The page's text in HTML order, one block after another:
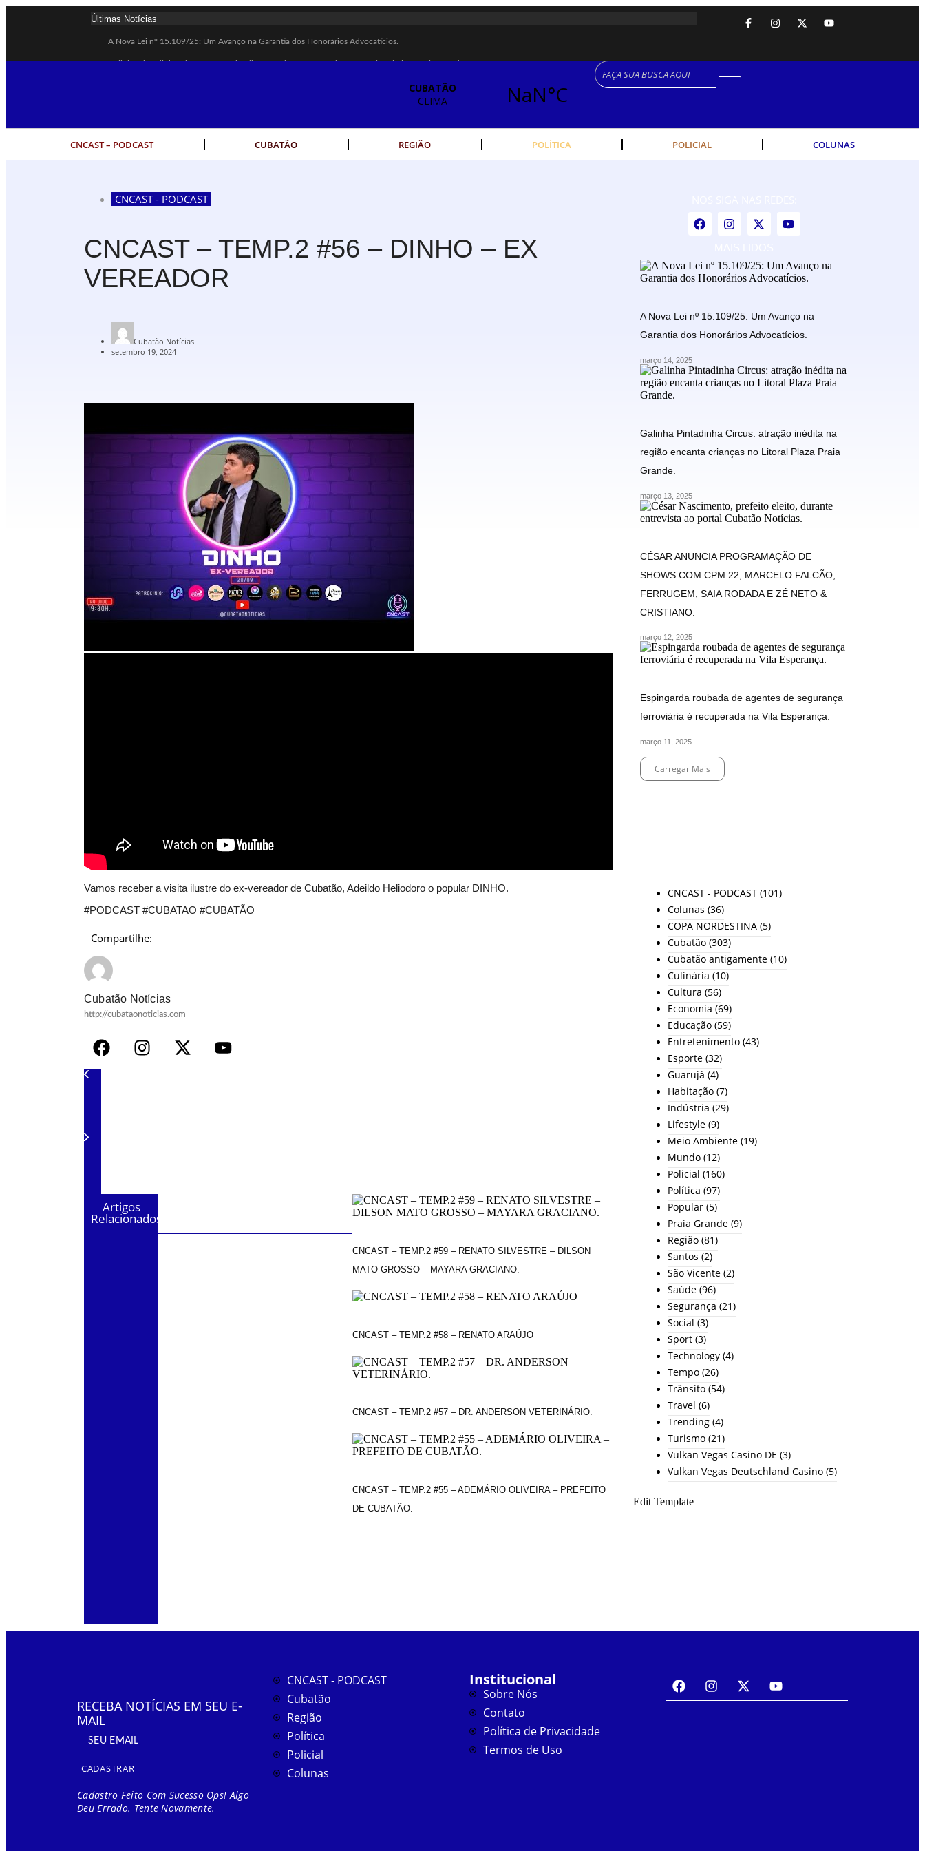
Últimas Notícias
A Nova Lei nº 15.109/25: Um Avanço na Garantia dos Honorários Advocatícios.
Galinha Pintadinha Circus: atração inédita na região encanta crianças no Litoral Plaza Praia Grande.
CÉSAR ANUNCIA PROGRAMAÇÃO DE SHOWS COM CPM 22, MARCELO FALCÃO, FERRUGEM, SAIA RODADA E ZÉ NETO & CRISTIANO.
Espingarda roubada de agentes de segurança ferroviária é recuperada na Vila Esperança.
Polícia Rodoviária resgata bicho-preguiça na Rodovia dos Imigrantes, em Cubatão.
Coluna PLP Cubatão: um debate essencial para as mulheres cubatenses.
Vigilantes são atacados por criminosos armados durante escolta de carga na Vila Esperança.
Celular do cantor Netinho de Paula é encontrado em linha férrea na Vila Esperança
CNCAST – PODCAST CUBATÃO REGIÃO POLÍTICA POLICIAL COLUNAS
CNCAST - PODCAST
CNCAST – TEMP.2 #56 – DINHO – EX
VEREADOR
Cubatão Notícias
setembro 19, 2024
Vamos receber a visita ilustre do ex-vereador de Cubatão, Adeildo Heliodoro o popular DINHO.
#PODCAST #CUBATAO #CUBATÃO
Compartilhe:
Cubatão Notícias
http://cubataonoticias.com
Artigos
Relacionados
CNCAST – TEMP.2 #59 – RENATO SILVESTRE – DILSON
MATO GROSSO – MAYARA GRACIANO.
CNCAST – TEMP.2 #58 – RENATO ARAÚJO
CNCAST – TEMP.2 #57 – DR. ANDERSON VETERINÁRIO.
CNCAST – TEMP.2 #55 – ADEMÁRIO OLIVEIRA – PREFEITO
DE CUBATÃO.
A Nova Lei nº 15.109/25: Um Avanço na
Garantia dos Honorários Advocatícios.
março 14, 2025
Galinha Pintadinha Circus: atração inédita na
região encanta crianças no Litoral Plaza Praia
Grande.
março 13, 2025
CÉSAR ANUNCIA PROGRAMAÇÃO DE
SHOWS COM CPM 22, MARCELO FALCÃO,
FERRUGEM, SAIA RODADA E ZÉ NETO &
CRISTIANO.
março 12, 2025
Espingarda roubada de agentes de segurança
ferroviária é recuperada na Vila Esperança.
março 11, 2025
Carregar Mais
CNCAST - PODCAST (101)
Colunas (36)
COPA NORDESTINA (5)
Cubatão (303)
Cubatão antigamente (10)
Culinária (10)
Cultura (56)
Economia (69)
Educação (59)
Entretenimento (43)
Esporte (32)
Guarujá (4)
Habitação (7)
Indústria (29)
Lifestyle (9)
Meio Ambiente (19)
Mundo (12)
Policial (160)
Política (97)
Popular (5)
Praia Grande (9)
Região (81)
Santos (2)
São Vicente (2)
Saúde (96)
Segurança (21)
Social (3)
Sport (3)
Technology (4)
Tempo (26)
Trânsito (54)
Travel (6)
Trending (4)
Turismo (21)
Vulkan Vegas Casino DE (3)
Vulkan Vegas Deutschland Casino (5)
Edit Template
RECEBA NOTÍCIAS EM SEU E-
MAIL
CADASTRAR
Cadastro Feito Com Sucesso Ops! Algo
Deu Errado. Tente Novamente.
CNCAST - PODCAST
Cubatão
Região
Política
Policial
Colunas
Institucional
Sobre Nós
Contato
Política de Privacidade
Termos de Uso